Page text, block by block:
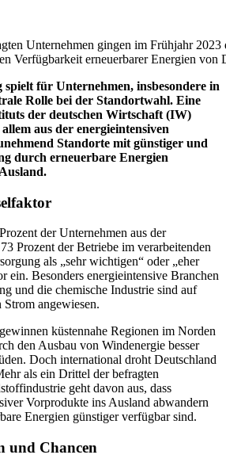
Unternehmen gingen im Frühjahr
Verfügbarkeit erneuerbarer Energien von
für Unternehmen, insbesondere in
Rolle bei der Standortwahl. Eine
der deutschen Wirtschaft (IW)
aus der energieintensiven
Standorte mit günstiger und
durch erneuerbare Energien
der Unternehmen aus der
Prozent der Betriebe im verarbeitenden
als „sehr wichtigen“ oder „eher
ein. Besonders energieintensive Branchen
und die chemische Industrie sind auf
Strom angewiesen.
küstennahe Regionen im Norden
den Ausbau von Windenergie besser
Doch international droht Deutschland
als ein Drittel der befragten
geht davon aus, dass
Vorprodukte ins Ausland abwandern
Energien günstiger verfügbar sind.
und Chancen